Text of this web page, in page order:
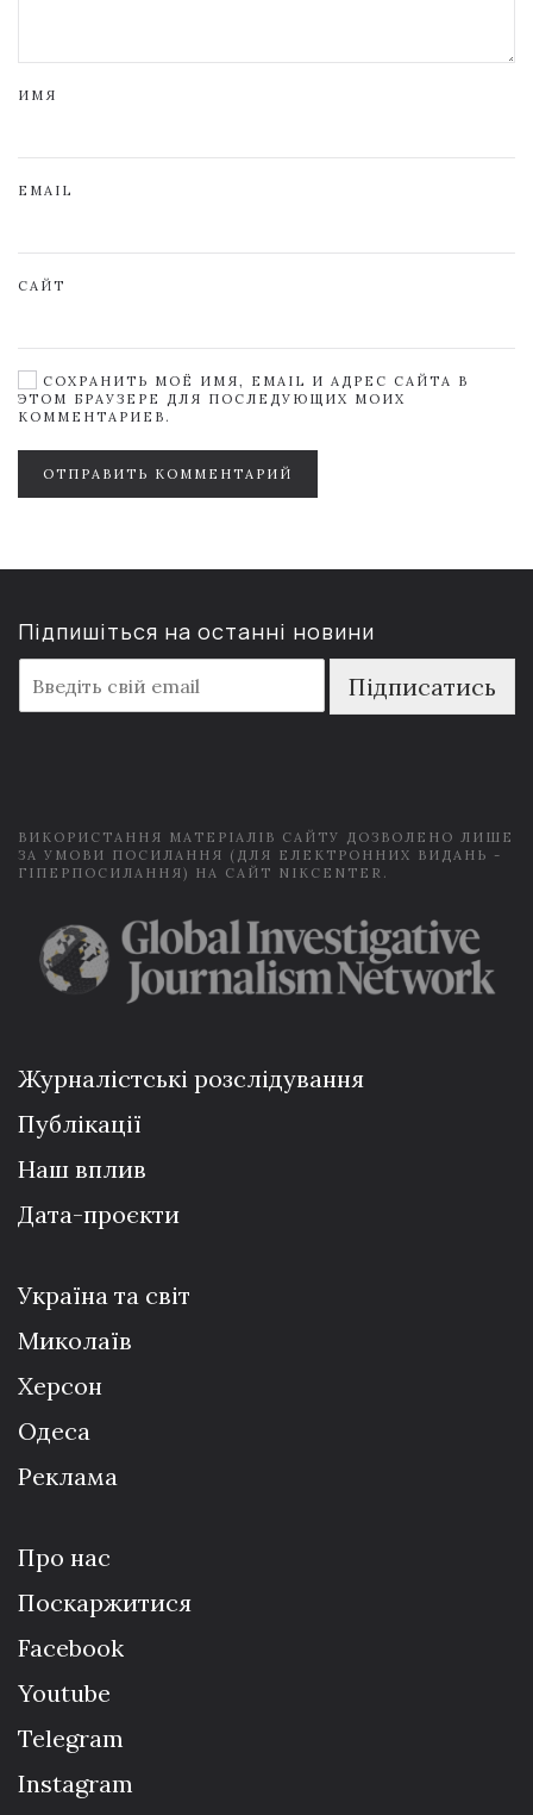
ИМЯ
EMAIL
САЙТ
СОХРАНИТЬ МОЁ ИМЯ, EMAIL И АДРЕС САЙТА В
ЭТОМ БРАУЗЕРЕ ДЛЯ ПОСЛЕДУЮЩИХ МОИХ
КОММЕНТАРИЕВ.
ОТПРАВИТЬ КОММЕНТАРИЙ
Підпишіться на останні новини
m
a
Підписатись
ВИКОРИСТАННЯ МАТЕРІАЛІВ САЙТУ ДОЗВОЛЕНО ЛИШЕ
ЗА УМОВИ ПОСИЛАННЯ (ДЛЯ ЕЛЕКТРОННИХ ВИДАНЬ -
ГІПЕРПОСИЛАННЯ) НА САЙТ NIKCENTER.
Журналістські розслідування
Публікації
Наш вплив
Дата-проєкти
Україна та світ
Миколаїв
Херсон
Одеса
Реклама
Про нас
Поскаржитися
Facebook
Youtube
Telegram
Instagram